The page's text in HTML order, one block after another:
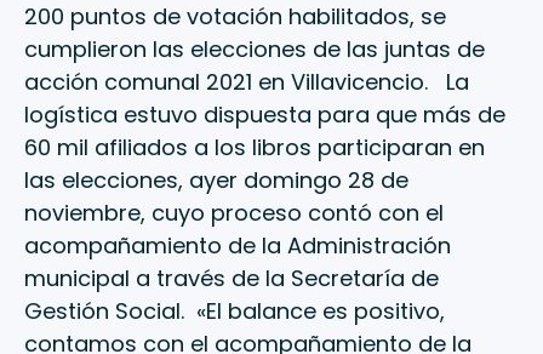
200 puntos de votación habilitados, se
cumplieron las elecciones de las juntas de
acción comunal 2021 en Villavicencio. La
logística estuvo dispuesta para que más de
60 mil afiliados a los libros participaran en
las elecciones, ayer domingo 28 de
noviembre, cuyo proceso contó con el
acompañamiento de la Administración
municipal a través de la Secretaría de
Gestión Social. «El balance es positivo,
contamos con el acompañamiento de la